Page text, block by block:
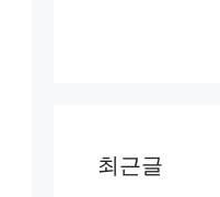
최근글